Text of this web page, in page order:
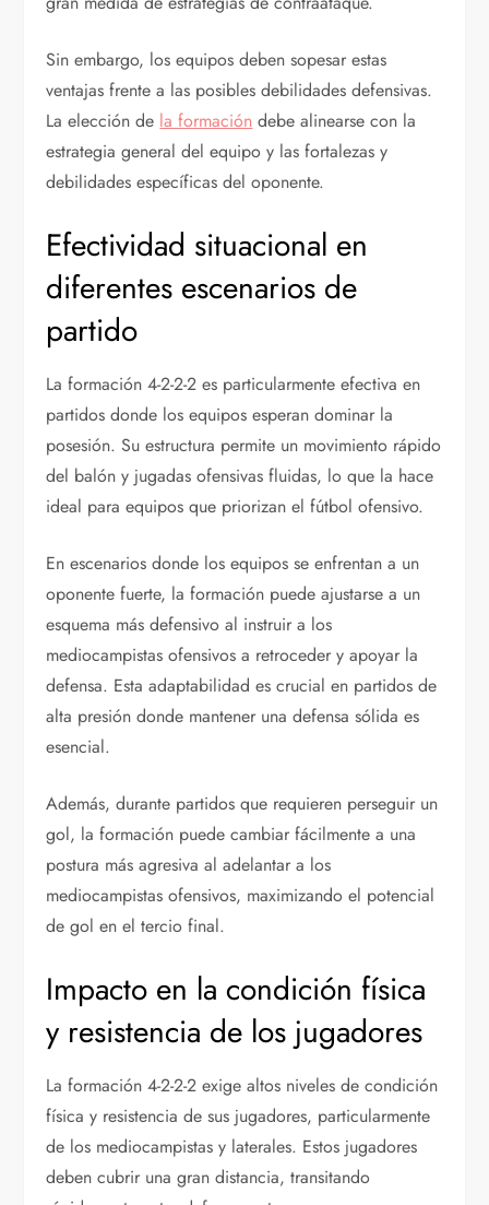
Sin embargo, los equipos deben sopesar estas
ventajas frente a las posibles debilidades defensivas.
La elección de la formación debe alinearse con la
estrategia general del equipo y las fortalezas y
debilidades específicas del oponente.
Efectividad situacional en
diferentes escenarios de
partido
La formación 4-2-2-2 es particularmente efectiva en
partidos donde los equipos esperan dominar la
posesión. Su estructura permite un movimiento rápido
del balón y jugadas ofensivas fluidas, lo que la hace
ideal para equipos que priorizan el fútbol ofensivo.
En escenarios donde los equipos se enfrentan a un
oponente fuerte, la formación puede ajustarse a un
esquema más defensivo al instruir a los
mediocampistas ofensivos a retroceder y apoyar la
defensa. Esta adaptabilidad es crucial en partidos de
alta presión donde mantener una defensa sólida es
esencial.
Además, durante partidos que requieren perseguir un
gol, la formación puede cambiar fácilmente a una
postura más agresiva al adelantar a los
mediocampistas ofensivos, maximizando el potencial
de gol en el tercio final.
Impacto en la condición física
y resistencia de los jugadores
La formación 4-2-2-2 exige altos niveles de condición
física y resistencia de sus jugadores, particularmente
de los mediocampistas y laterales. Estos jugadores
deben cubrir una gran distancia, transitando